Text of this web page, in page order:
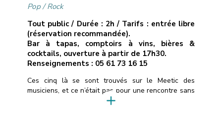
Pop/Rock
Tout public / Durée : 2h / Tarifs : entrée libre
(réservation recommandée).
Bar à tapas, comptoirs à vins, bières &
cocktails, ouverture à partir de 17h30.
Renseignements : 05 61 73 16 15
Ces cinq là se sont trouvés sur le Meetic des
musiciens, et ce n’était pas pour une rencontre sans
lendemain …Ils personnalisent depuis quelques